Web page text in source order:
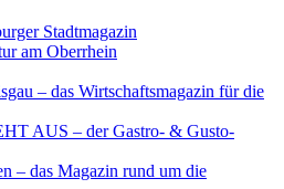
Stadtmagazin
am Oberrhein
– das Wirtschaftsmagazin für die
AUS – der Gastro- & Gusto-
– das Magazin rund um die